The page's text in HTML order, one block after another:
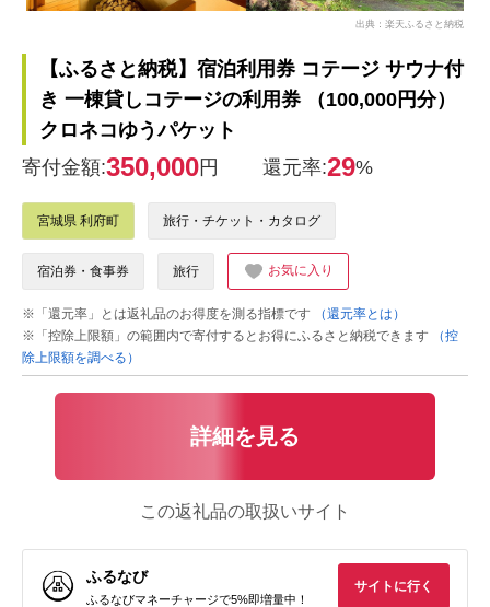
出典：楽天ふるさと納税
【ふるさと納税】宿泊利用券 コテージ サウナ付
き 一棟貸しコテージの利用券 （100,000円分）
クロネコゆうパケット
寄付金額:350,000円 還元率:29%
宮城県 利府町 旅行・チケット・カタログ
宿泊券・食事券 旅行 お気に入り
※「還元率」とは返礼品のお得度を測る指標です
（還元率とは）
※「控除上限額」の範囲内で寄付するとお得にふるさと納税できます
（控
除上限額を調べる）
詳細を見る
この返礼品の取扱いサイト
ふるなび
ふるなびマネーチャージで5%即増量中！
サイトに行く